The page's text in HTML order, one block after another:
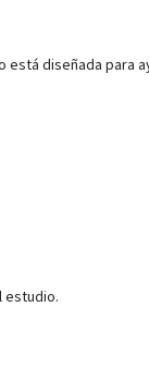
está diseñada
estudio.